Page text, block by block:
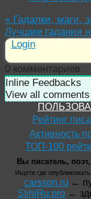
« Гадалки, маги,
Лучшие гадания
Login
0 комментариев
Inline Feedbacks
View all comments
Рейтинг
Активность
ТОП-100
Вы писатель,
Ищете где
carsson.ru ←
StihiRu.pro ←